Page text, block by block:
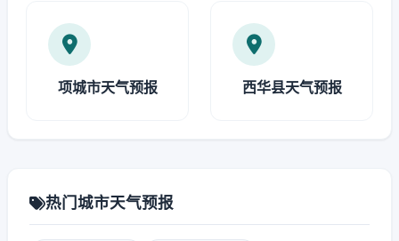
项城市天气预报 西华县天气预报
热门城市天气预报